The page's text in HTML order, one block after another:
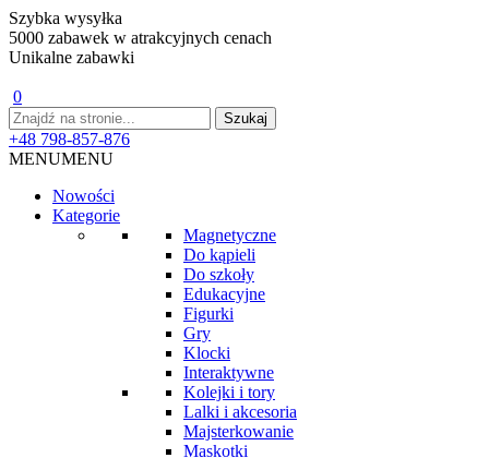
Szybka wysyłka
5000 zabawek w atrakcyjnych cenach
Unikalne zabawki
0
+48 798-857-876
MENUMENU
Nowości
Kategorie
Magnetyczne
Do kąpieli
Do szkoły
Edukacyjne
Figurki
Gry
Klocki
Interaktywne
Kolejki i tory
Lalki i akcesoria
Majsterkowanie
Maskotki